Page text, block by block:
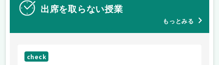
出席を取らない授業
もっとみる
check